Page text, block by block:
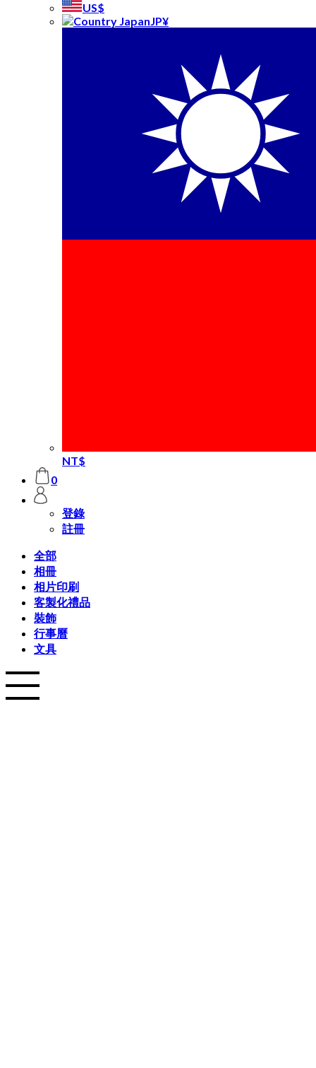
US$
JP¥
NT$
0
登錄
註冊
全部
相冊
相片印刷
客製化禮品
裝飾
行事曆
文具